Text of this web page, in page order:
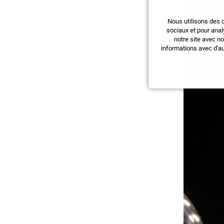
et
des coûts
Nous utilisons des
sociaux et pour
notre site avec
informations avec